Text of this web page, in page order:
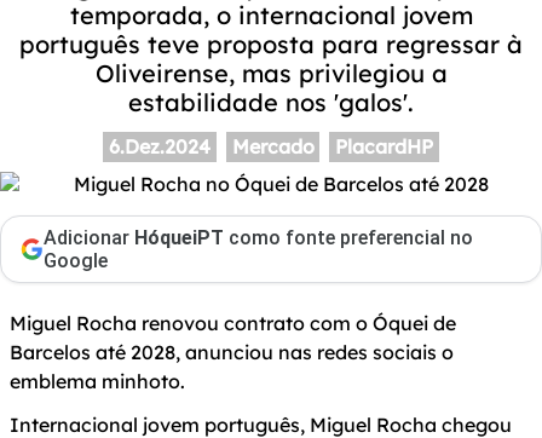
temporada, o internacional jovem
português teve proposta para regressar à
Oliveirense, mas privilegiou a
estabilidade nos 'galos'.
6.Dez.2024 Mercado PlacardHP
Adicionar HóqueiPT como fonte preferencial no
Google
Miguel Rocha renovou contrato com o Óquei de
Barcelos até 2028, anunciou nas redes sociais o
emblema minhoto.
Internacional jovem português, Miguel Rocha chegou